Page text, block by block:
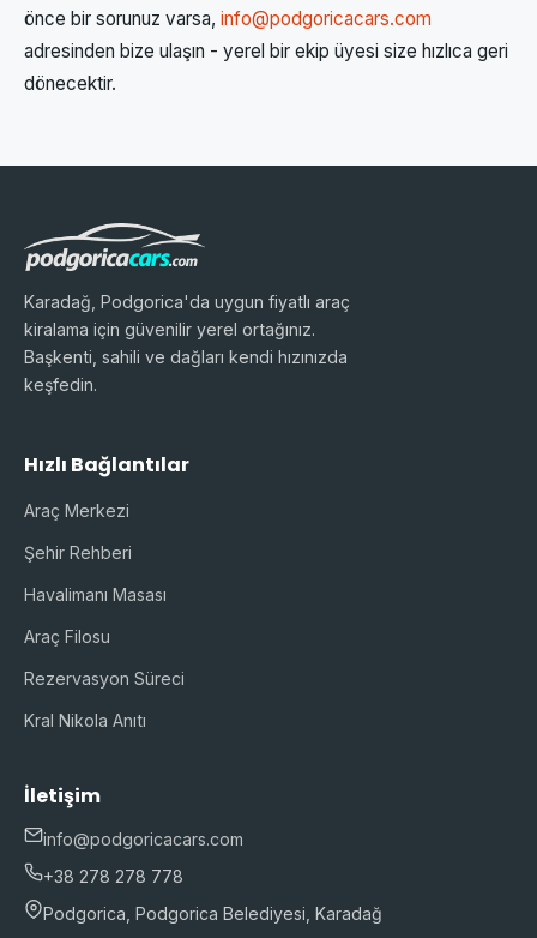
önce bir sorunuz varsa, info@podgoricacars.com
adresinden bize ulaşın - yerel bir ekip üyesi size hızlıca geri
dönecektir.
Karadağ, Podgorica'da uygun fiyatlı araç
kiralama için güvenilir yerel ortağınız.
Başkenti, sahili ve dağları kendi hızınızda
keşfedin.
Hızlı Bağlantılar
Araç Merkezi
Şehir Rehberi
Havalimanı Masası
Araç Filosu
Rezervasyon Süreci
Kral Nikola Anıtı
İletişim
info@podgoricacars.com
+38 278 278 778
Podgorica, Podgorica Belediyesi, Karadağ